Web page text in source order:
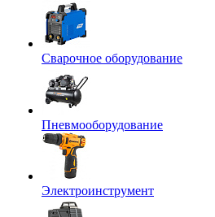
Сварочное оборудование
Пневмооборудование
Электроинструмент